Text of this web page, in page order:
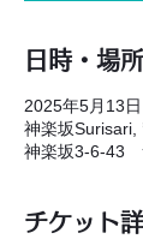
日時・場所
2025年5月13
神楽坂
神楽坂3-6-43
チケット